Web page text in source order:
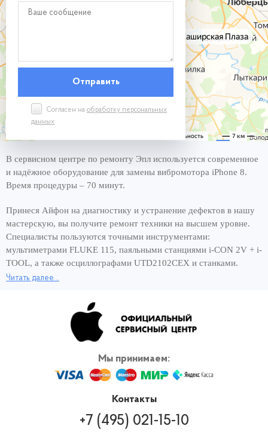
Согласен на обработку персональных
данных
В сервисном центре по ремонту Эпл используется современное
и надёжное оборудование для замены вибромотора iPhone 8.
Время процедуры – 70 минут.
Принеся Айфон на диагностику и устранение дефектов в нашу
мастерскую, вы получите ремонт техники на высшем уровне.
Специалисты пользуются точными инструментами:
мультиметрами FLUKE 115, паяльными станциями i-CON 2V + i-
TOOL, а также осциллографами UTD2102CEX и станками.
вот составляющие быстрого ремонта за 1 день. Чтобы снова
пользоваться смартфоном и сэкономить своё время,
обращайтесь для замены вибромотора iPhone 8 к нам, в
официальный сервис Apple. Вернём работающее устройство в
кратчайшие сроки! И никаких переплат за скорость ремонта.
Читать далее...
Мы принимаем:
Контакты
+7 (495) 021-15-10